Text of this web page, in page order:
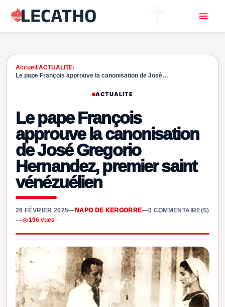
Accueil /ACTUALITE/
Le pape François approuve la canonisation de José…
ACTUALITE
Le pape François
approuve la canonisation
de José Gregorio
Hernandez, premier saint
vénézuélien
26 FÉVRIER 2025— NAPO DE KERGORRE—0 COMMENTAIRE(S)
—
196 vues